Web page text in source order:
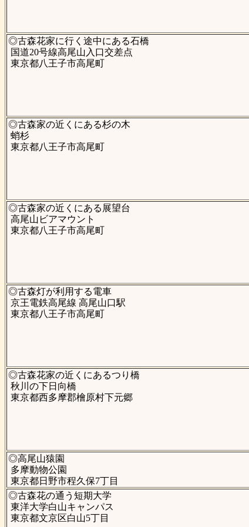
◎古森花家に行く途中にある石橋
国道20号線高尾山入口交差点
東京都八王子市高尾町
◎古森家の近くにある杉の木
蛸杉
東京都八王子市高尾町
◎古森家の近くにある展望台
高尾山ビアマウント
東京都八王子市高尾町
◎古森灯が利用する電車
京王電鉄高尾線 高尾山口駅
東京都八王子市高尾町
◎古森花家の近くにあるつり橋
秋川の下日向橋
東京都西多摩郡檜原村下元郷
◎高尾山猿園
多摩動物公園
東京都日野市程久保7丁目
◎古森花の通う短期大学
東洋大学白山キャンパス
東京都文京区白山5丁目